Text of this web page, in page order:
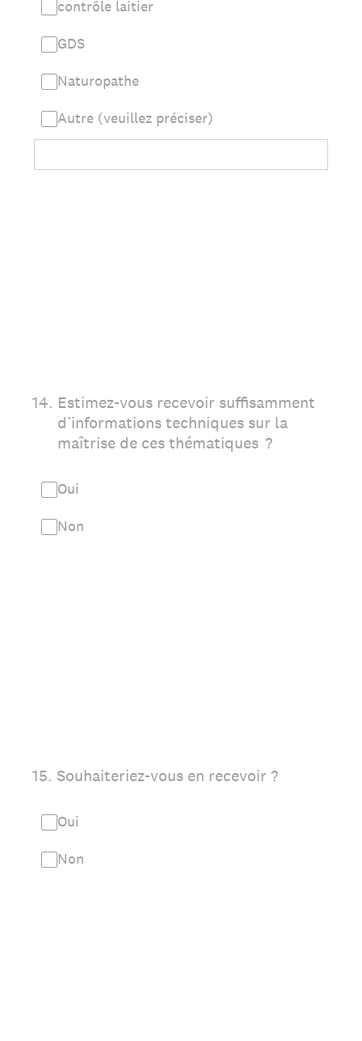
contrôle laitier
GDS
Naturopathe
Autre (veuillez préciser)
14. Estimez-vous recevoir suffisamment
d’informations techniques sur la
maîtrise de ces thématiques ?
Oui
Non
15. Souhaiteriez-vous en recevoir ?
Oui
Non